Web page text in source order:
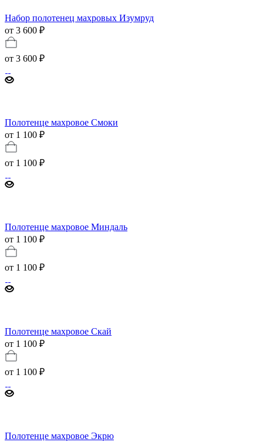
Набор полотенец махровых Изумруд
от 3 600 ₽
от 3 600 ₽
Полотенце махровое Смоки
от 1 100 ₽
от 1 100 ₽
Полотенце махровое Миндаль
от 1 100 ₽
от 1 100 ₽
Полотенце махровое Скай
от 1 100 ₽
от 1 100 ₽
Полотенце махровое Экрю